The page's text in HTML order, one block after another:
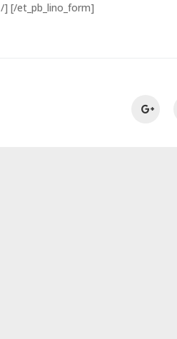
[/et_pb_lino_form]